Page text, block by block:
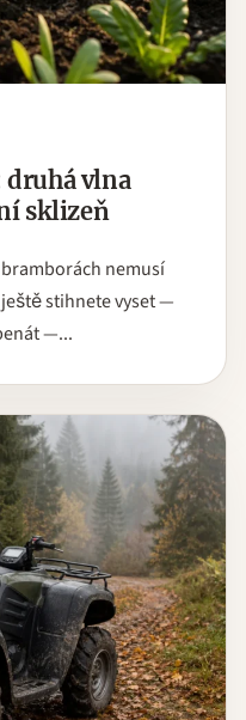
druhá vlna
sklizeň
nemusí
stihnete vyset —
—...